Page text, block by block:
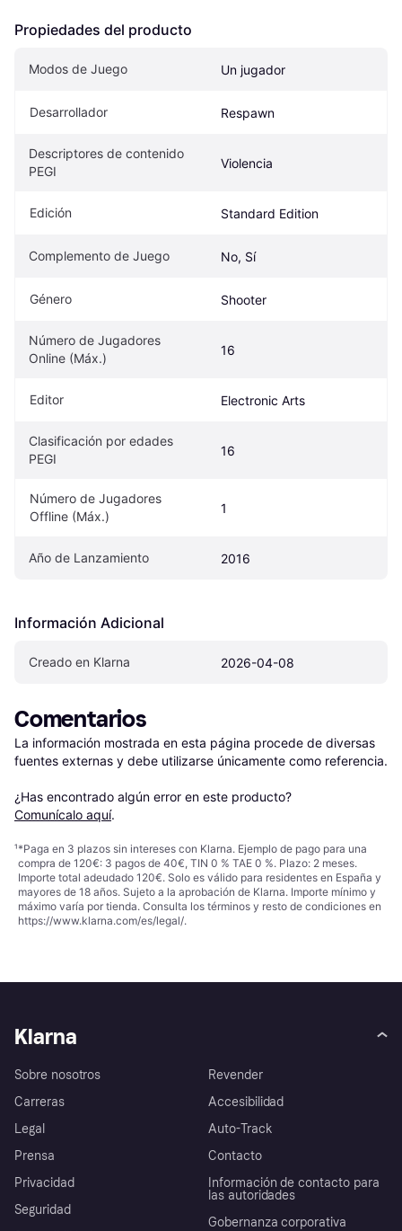
Propiedades del producto
Modos de Juego Un jugador
Desarrollador Respawn
Descriptores de contenido
PEGI
Violencia
Edición Standard Edition
Complemento de Juego No, Sí
Género Shooter
Número de Jugadores
Online (Máx.)
16
Editor Electronic Arts
Clasificación por edades
PEGI
16
Número de Jugadores
Offline (Máx.)
1
Año de Lanzamiento 2016
Información Adicional
Creado en Klarna 2026-04-08
Comentarios
La información mostrada en esta página procede de diversas
fuentes externas y debe utilizarse únicamente como referencia.
¿Has encontrado algún error en este producto?
Comunícalo aquí.
¹*Paga en 3 plazos sin intereses con Klarna. Ejemplo de pago para una
compra de 120€: 3 pagos de 40€, TIN 0 % TAE 0 %. Plazo: 2 meses.
Importe total adeudado 120€. Solo es válido para residentes en España y
mayores de 18 años. Sujeto a la aprobación de Klarna. Importe mínimo y
máximo varía por tienda. Consulta los términos y resto de condiciones en
https://www.klarna.com/es/legal/.
Klarna
Sobre nosotros
Carreras
Legal
Prensa
Privacidad
Seguridad
Revender
Accesibilidad
Auto-Track
Contacto
Información de contacto para
las autoridades
Gobernanza corporativa